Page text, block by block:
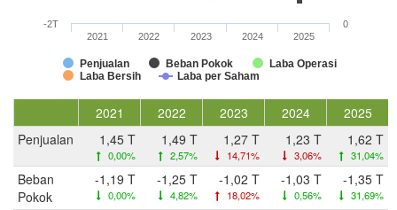
Penjualan Beban Pokok
Laba Operasi
Laba Bersih
Laba per Saham
2021 2022 2023 2024 2025
-2T 0
2021 2022 2023 2024
2025
Penjualan
1,45 T
0,00%
1,49 T
2,57%
1,27 T
14,71%
1,23 T
3,06%
1,62 T
31,04%
Beban
Pokok
-1,19 T
0,00%
-1,25 T
4,82%
-1,02 T
18,02%
-1,03 T
0,56%
-1,35 T
31,69%